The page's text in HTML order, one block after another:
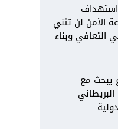
استهداف
الأمن لن تثني
التعافي وبناء
يبحث مع